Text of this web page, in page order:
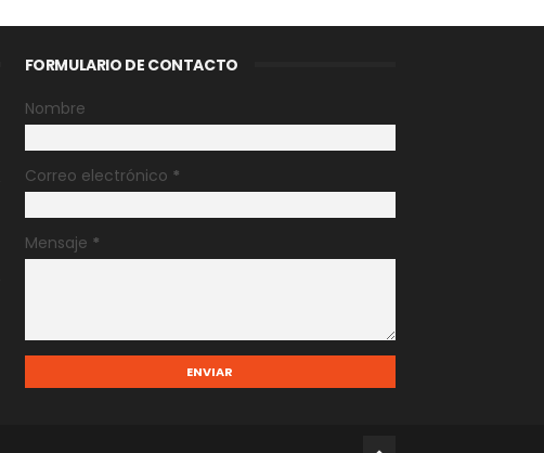
FORMULARIO DE CONTACTO
Nombre
Correo electrónico *
Mensaje *